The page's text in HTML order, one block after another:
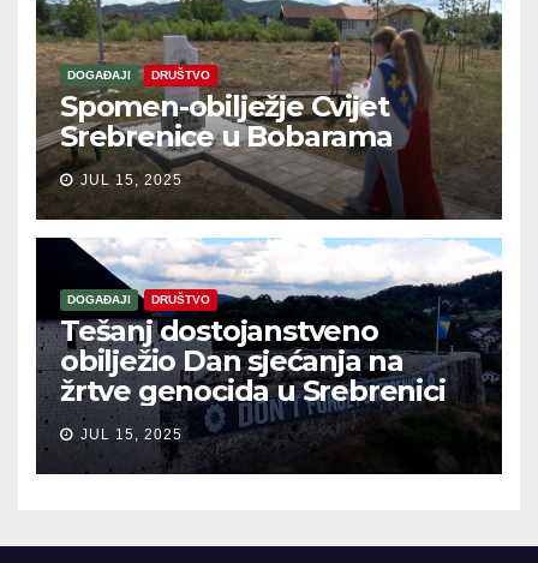
DOGAĐAJI DRUŠTVO
Spomen-obilježje Cvijet
Srebrenice u Bobarama
JUL 15, 2025
DOGAĐAJI DRUŠTVO
Tešanj dostojanstveno
obilježio Dan sjećanja na
žrtve genocida u Srebrenici
JUL 15, 2025